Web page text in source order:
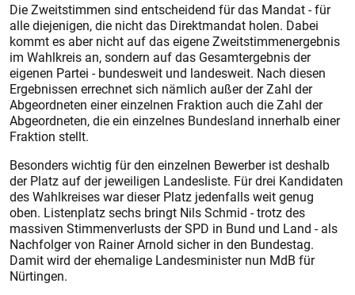
Die Zweitstimmen sind entscheidend für das Mandat - für
alle diejenigen, die nicht das Direktmandat holen. Dabei
kommt es aber nicht auf das eigene Zweitstimmenergebnis
im Wahlkreis an, sondern auf das Gesamtergebnis der
eigenen Partei - bundesweit und landesweit. Nach diesen
Ergebnissen errechnet sich nämlich außer der Zahl der
Abgeordneten einer einzelnen Fraktion auch die Zahl der
Abgeordneten, die ein einzelnes Bundesland innerhalb einer
Fraktion stellt.
Besonders wichtig für den einzelnen Bewerber ist deshalb
der Platz auf der jeweiligen Landesliste. Für drei Kandidaten
des Wahlkreises war dieser Platz jedenfalls weit genug
oben. Listenplatz sechs bringt Nils Schmid - trotz des
massiven Stimmenverlusts der SPD in Bund und Land - als
Nachfolger von Rainer Arnold sicher in den Bundestag.
Damit wird der ehemalige Landesminister nun MdB für
Nürtingen.